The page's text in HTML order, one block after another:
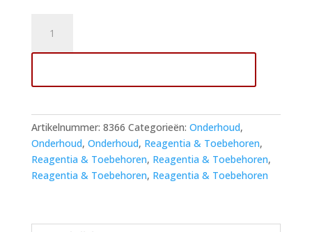
Kata
Probe
Ozon
200
ml
aantal
Artikelnummer: 8366 Categorieën: Onderhoud,
Onderhoud, Onderhoud, Reagentia & Toebehoren,
Reagentia & Toebehoren, Reagentia & Toebehoren,
Reagentia & Toebehoren, Reagentia & Toebehoren